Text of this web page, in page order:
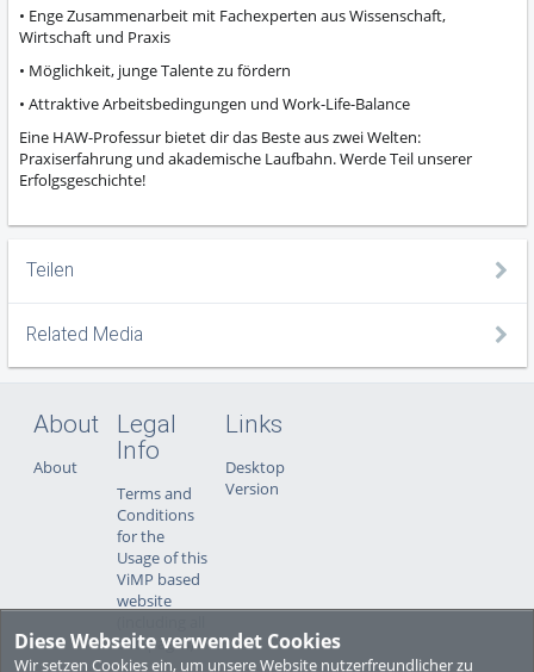
Diese Webseite verwendet Cookies
Wir setzen Cookies ein, um unsere Website nutzerfreundlicher zu
• Enge Zusammenarbeit mit Fachexperten aus Wissenschaft,
Wirtschaft und Praxis
• Möglichkeit, junge Talente zu fördern
• Attraktive Arbeitsbedingungen und Work-Life-Balance
Eine HAW-Professur bietet dir das Beste aus zwei Welten:
Praxiserfahrung und akademische Laufbahn. Werde Teil unserer
Erfolgsgeschichte!
Teilen
Related Media
About
About
Legal
Info
Terms and
Conditions
for the
Usage of this
ViMP based
website
sub-pages)
Links
Desktop
Version